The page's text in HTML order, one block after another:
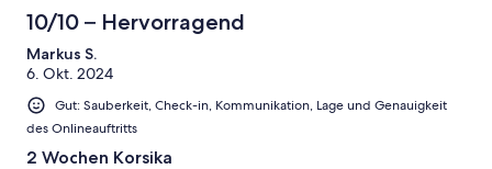
10/10 – Hervorragend
Markus S.
6. Okt. 2024
Gut: Sauberkeit, Check-in, Kommunikation, Lage und Genauigkeit
des Onlineauftritts
2 Wochen Korsika